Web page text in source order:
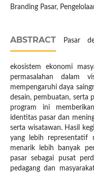
Branding Pasar,
ABSTRACT Pasar
ekosistem ekonomi
permasalahan dalam
mempengaruhi daya
desain, pembuatan, serta
program ini
identitas pasar dan
serta wisatawan. Hasil
yang lebih representatif
menarik lebih banyak
pasar sebagai pusat
pedagang dan